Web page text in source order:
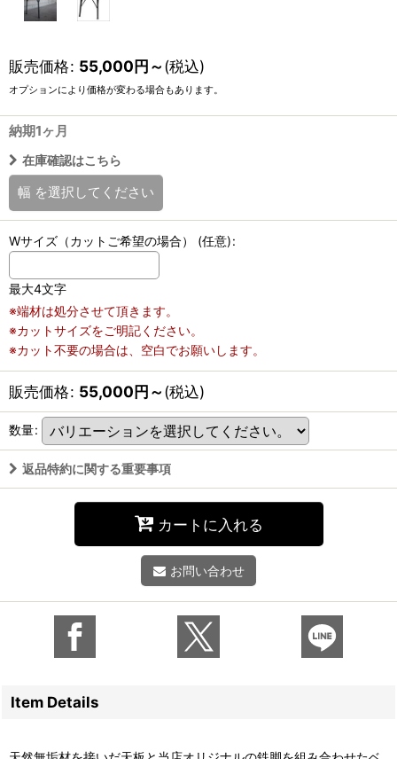
販売価格: 55,000円～(税込)
オプションにより価格が変わる場合もあります。
納期1ヶ月
在庫確認はこちら
幅 を選択してください
Wサイズ（カットご希望の場合） (任意):
最大4文字
※端材は処分させて頂きます。
※カットサイズをご明記ください。
※カット不要の場合は、空白でお願いします。
販売価格: 55,000円～(税込)
数量:
返品特約に関する重要事項
カートに入れる
お問い合わせ
Item Details